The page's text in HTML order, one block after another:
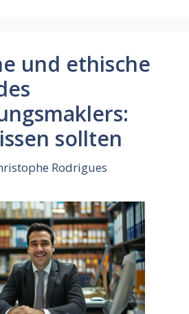
und ethische
sollten
Rodrigues